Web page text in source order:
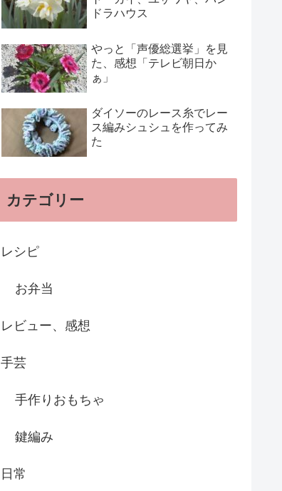
ドラハウス
やっと「声優総選挙」を見
た、感想「テレビ朝日か
ぁ」
ダイソーのレース糸でレー
ス編みシュシュを作ってみ
た
カテゴリー
レシピ
お弁当
レビュー、感想
手芸
手作りおもちゃ
鍵編み
日常